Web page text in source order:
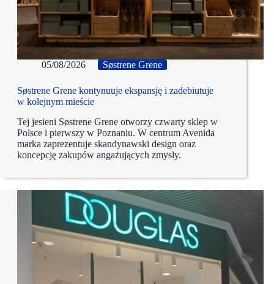
05/08/2026 Søstrene Grene
Søstrene Grene kontynuuje ekspansję i zadebiutuje
w kolejnym mieście
Tej jesieni Søstrene Grene otworzy czwarty sklep w
Polsce i pierwszy w Poznaniu. W centrum Avenida
marka zaprezentuje skandynawski design oraz
koncepcję zakupów angażujących zmysły.